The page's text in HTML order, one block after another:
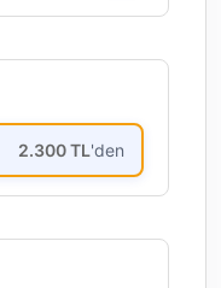
2.300 TL'den